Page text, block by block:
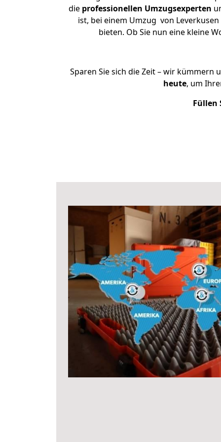
die professionellen Umzugsexperten
ist, bei einem Umzug von
bieten. Ob Sie nun eine kleine
Sparen Sie sich die Zeit – wir
heute, um
Füllen